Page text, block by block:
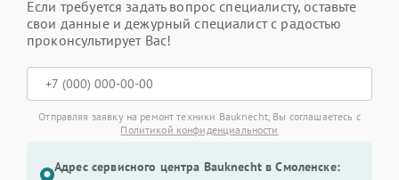
Если требуется задать вопрос специалисту, оставьте
свои данные и дежурный специалист с радостью
проконсультирует Вас!
Отправляя заявку на ремонт техники Bauknecht, Вы соглашаетесь с
Политикой конфиденциальности
Адрес сервисного центра Bauknecht в Смоленске: